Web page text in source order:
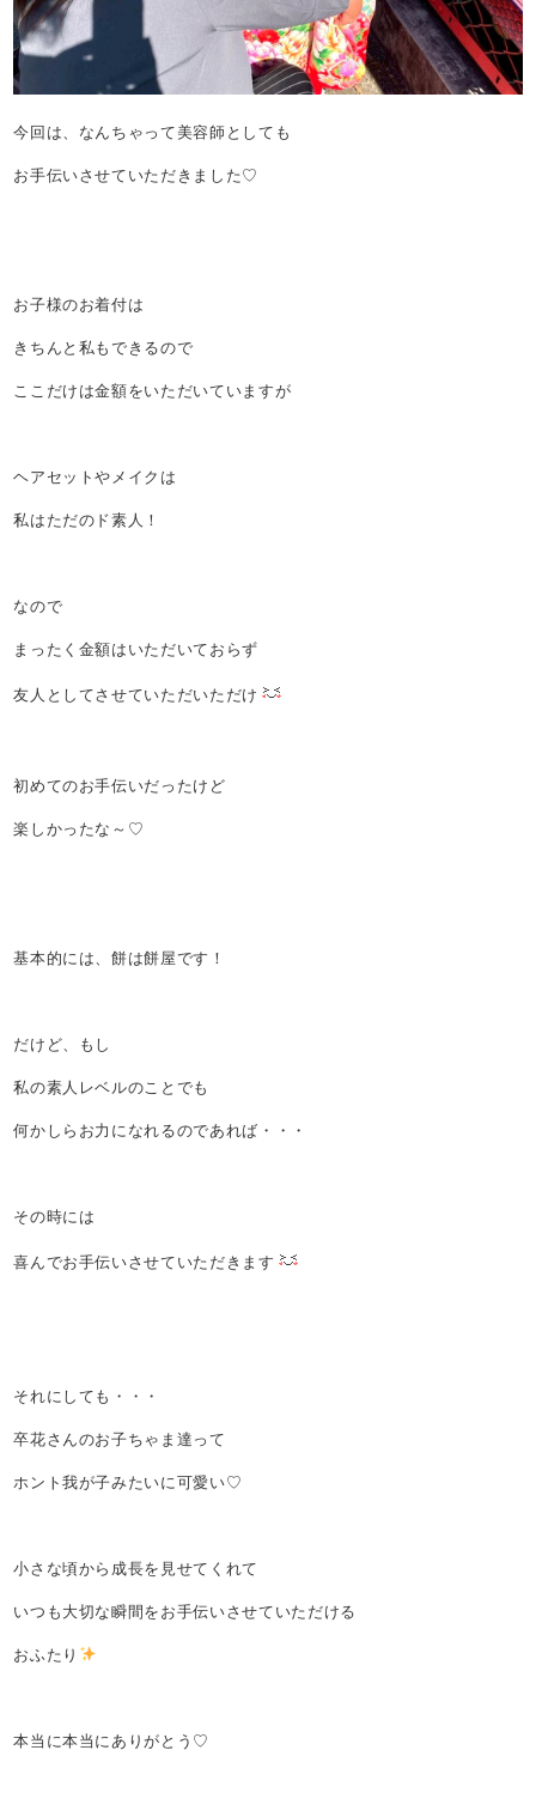
今回は、なんちゃって美容師としても
お手伝いさせていただきました♡
お子様のお着付は
きちんと私もできるので
ここだけは金額をいただいていますが
ヘアセットやメイクは
私はただのド素人！
なので
まったく金額はいただいておらず
友人としてさせていただいただけ
初めてのお手伝いだったけど
楽しかったな～♡
基本的には、餅は餅屋です！
だけど、もし
私の素人レベルのことでも
何かしらお力になれるのであれば・・・
その時には
喜んでお手伝いさせていただきます
それにしても・・・
卒花さんのお子ちゃま達って
ホント我が子みたいに可愛い♡
小さな頃から成長を見せてくれて
いつも大切な瞬間をお手伝いさせていただける
おふたり
本当に本当にありがとう♡